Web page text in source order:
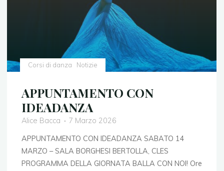
Corsi di danza Notizie
APPUNTAMENTO CON
IDEADANZA
Alice Bacca
7 Marzo 2026
APPUNTAMENTO CON IDEADANZA SABATO 14
MARZO – SALA BORGHESI BERTOLLA, CLES
PROGRAMMA DELLA GIORNATA BALLA CON NOI! Ore